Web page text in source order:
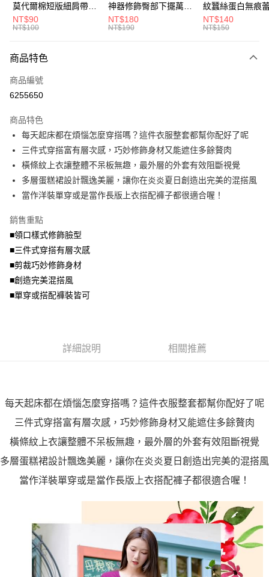
Google Pay
全盈+PAY
大哥付你分期
【大哥付你分期使用說明】
1.本服務由台灣大哥大提供，台灣大哥大用戶可立即使用無須另外申請。
流程，驗證手機門號後，選擇欲分期的期數、繳款截止日，確認付款後即完
成交易。
3.實際核准額度、可分期數及費用金額請依後續交易確認頁面所載為準。
4.訂單成立30分鐘內，如未前往確認交易或遇審核未通過，訂單將自動取
法說明評估內容。
【繳款方式說明】
1.分期款項不併入電信帳單，「大哥付你分期」於每月結算日後寄送繳費提
醒簡訊。
帳／街口支付／iPASS MONEY」等通路繳費。
【注意事項】
1.本服務係由「台灣大哥大股份有限公司」（以下簡稱本公司）所提供，讓
用戶於交易時，得透過本服務購買商品或服務，並由商店將買賣／分期付款
買賣價金債權讓與本公司後，依約使用本公司帳單繳交帳款。
資料（包含姓名、電話或地址）提供予台灣大哥大進項蒐集、處理及利用，
AFTEE先享後付
【關於「AFTEE先享後付」】
AFTEE先享後付是「在收到商品之後才付款」的支付方式。 讓您購物簡單
便利好安心！
１．簡單：不需註冊會員、不需綁卡、不需儲值。
２．便利：只要手機號碼，簡訊認證，即可結帳。
３．安心：先確認商品／服務後，再付款。
【「AFTEE先享後付」結帳流程】
結帳頁面，進行簡訊認證並確認金額後，即可完成結帳。
３．收到繳費通知簡訊後14天內，點擊此簡訊中的連結，可透過四大超商／
ATM／網路銀行／等多元方式進行付款，方視為交易完成。
※ 請注意：結帳手續完成當下不需立刻繳費，但若您需要取消訂單，請聯絡
購買商品的店家。未經商家同意取消之訂單仍視為有效，需透過AFTEE先享
後付繳納相關費用。
※ 交易是否成功請以「AFTEE先享後付 」之結帳頁面顯示為準，若有關於
１．透過由恩沛科技股份有限公司提供之「AFTEE先享後付」服務完成之交
３．未成年的使用者請事先徵得法定代理人或監護人之同意方可使用
任。
時審查核予不同之上限額度；若仍有額度不足之情形，本公司將視審查結果
請求用戶進行身份認證。
５．嚴禁一人註冊多個帳號或使用他人資訊註冊。若發現惡意使用之情形，
恩沛科技股份有限公司將有權停止該用戶之使用額度並採取法律行動。
ATM付款
全家取貨付款
每筆NT$70，滿NT$699(含以上)免運費
付款後全家取貨
每筆NT$70，滿NT$699(含以上)免運費
7-11取貨付款
每筆NT$70，滿NT$799(含以上)免運費
付款後7-11取貨
每筆NT$100，滿NT$1,000(含以上)免運費
莫代爾棉短版細肩帶素
色背心(白.黑.灰L-2L)-
U582眼圈熊中大尺碼
NT$90
NT$100
神器修飾臀部下擺萬用
內搭裙/遮臀裙(黑2L-
6L)-Q155眼圈熊中大
NT$180
NT$190
紋蠶絲蛋白無痕
角內褲(白.粉.藍.
3L)-L28眼圈熊中
NT$140
NT$150
商品特色
商品編號
6255650
商品特色
每天起床都在煩惱怎麼穿搭嗎？這件衣服整套都幫你配好了呢
三件式穿搭富有層次感，巧妙修飾身材又能遮住多餘贅肉
橫條紋上衣讓整體不呆板無趣，最外層的外套有效阻斷視覺
多層蛋糕裙設計飄逸美麗，讓你在炎炎夏日創造出完美的混搭風
當作洋裝單穿或是當作長版上衣搭配褲子都很適合喔！
銷售重點
■領口樣式修飾臉型
■三件式穿搭有層次感
■剪裁巧妙修飾身材
■創造完美混搭風
■單穿或搭配褲裝皆可
詳細說明 相關推薦
每天起床都在煩惱怎麼穿搭嗎？這件衣服整套都幫你配好了呢
三件式穿搭富有層次感，巧妙修飾身材又能遮住多餘贅肉
橫條紋上衣讓整體不呆板無趣，最外層的外套有效阻斷視覺
多層蛋糕裙設計飄逸美麗，讓你在炎炎夏日創造出完美的混搭風
當作洋裝單穿或是當作長版上衣搭配褲子都很適合喔！